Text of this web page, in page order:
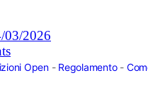
03/2026
Open- Regolamento-